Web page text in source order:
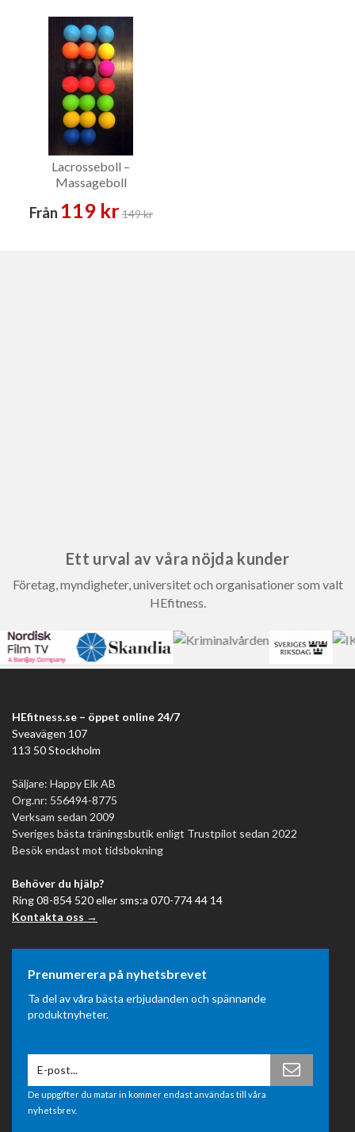
Lacrosseboll –
Massageboll
Från 119 kr149 kr
Ett urval av våra nöjda kunder
Företag, myndigheter, universitet och organisationer som valt
HEfitness.
HEfitness.se – öppet online 24/7
Sveavägen 107
113 50 Stockholm
Säljare: Happy Elk AB
Org.nr: 556494-8775
Verksam sedan 2009
Sveriges bästa träningsbutik enligt Trustpilot sedan 2022
Besök endast mot tidsbokning
Behöver du hjälp?
Ring 08-854 520 eller sms:a 070-774 44 14
Kontakta oss →
Prenumerera på nyhetsbrevet
Ta del av våra bästa erbjudanden och spännande
produktnyheter.
De uppgifter du matar in kommer endast användas till våra
nyhetsbrev.